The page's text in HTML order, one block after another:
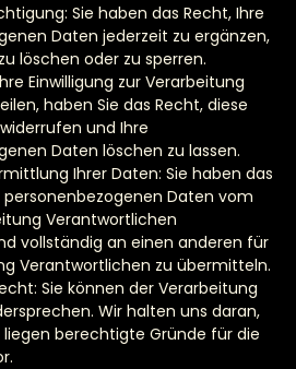
Sie haben das Recht, Ihre
Daten jederzeit zu ergänzen,
löschen oder zu sperren.
Einwilligung zur Verarbeitung
haben Sie das Recht, diese
und Ihre
Daten löschen zu lassen.
Ihrer Daten: Sie haben das
personenbezogenen Daten vom
Verantwortlichen
vollständig an einen anderen für
Verantwortlichen zu übermitteln.
Sie können der Verarbeitung
Wir halten uns daran,
liegen berechtigte Gründe für die